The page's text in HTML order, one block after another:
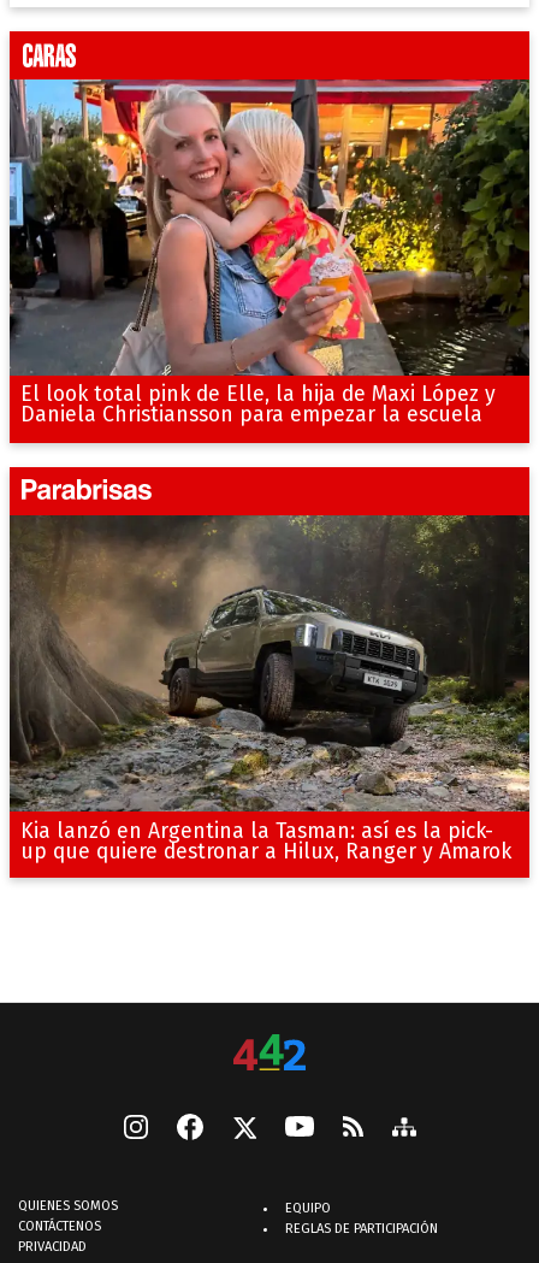
El look total pink de Elle, la hija de Maxi López y
Daniela Christiansson para empezar la escuela
Kia lanzó en Argentina la Tasman: así es la pick-
up que quiere destronar a Hilux, Ranger y Amarok
QUIENES SOMOS
CONTÁCTENOS
PRIVACIDAD
EQUIPO
REGLAS DE PARTICIPACIÓN